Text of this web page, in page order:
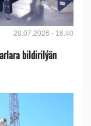
28.07.2026 - 16:40
bildirilýän